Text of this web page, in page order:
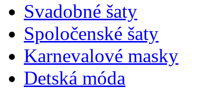
Svadobné šaty
Spoločenské šaty
Karnevalové masky
Detská móda